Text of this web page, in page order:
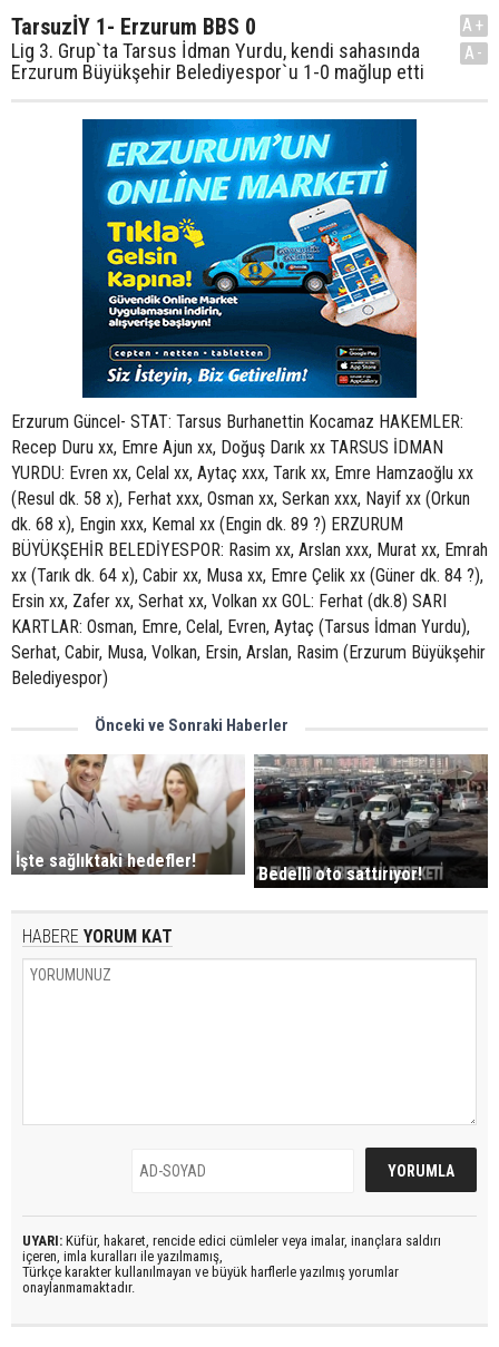
TarsuzİY 1- Erzurum BBS 0
Lig 3. Grup`ta Tarsus İdman Yurdu, kendi sahasında
Erzurum Büyükşehir Belediyespor`u 1-0 mağlup etti
A+
A-
Erzurum Güncel- STAT: Tarsus Burhanettin Kocamaz HAKEMLER:
Recep Duru xx, Emre Ajun xx, Doğuş Darık xx TARSUS İDMAN
YURDU: Evren xx, Celal xx, Aytaç xxx, Tarık xx, Emre Hamzaoğlu xx
(Resul dk. 58 x), Ferhat xxx, Osman xx, Serkan xxx, Nayif xx (Orkun
dk. 68 x), Engin xxx, Kemal xx (Engin dk. 89 ?) ERZURUM
BÜYÜKŞEHİR BELEDİYESPOR: Rasim xx, Arslan xxx, Murat xx, Emrah
xx (Tarık dk. 64 x), Cabir xx, Musa xx, Emre Çelik xx (Güner dk. 84 ?),
Ersin xx, Zafer xx, Serhat xx, Volkan xx GOL: Ferhat (dk.8) SARI
KARTLAR: Osman, Emre, Celal, Evren, Aytaç (Tarsus İdman Yurdu),
Serhat, Cabir, Musa, Volkan, Ersin, Arslan, Rasim (Erzurum Büyükşehir
Belediyespor)
Önceki ve Sonraki Haberler
İşte sağlıktaki hedefler!
Bedelli oto sattırıyor!
HABERE YORUM KAT
UYARI: Küfür, hakaret, rencide edici cümleler veya imalar, inançlara saldırı
içeren, imla kuralları ile yazılmamış,
Türkçe karakter kullanılmayan ve büyük harflerle yazılmış yorumlar
onaylanmamaktadır.